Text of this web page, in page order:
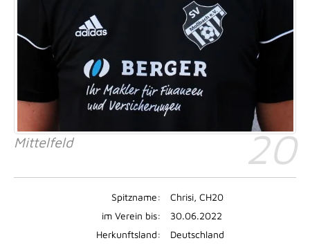
20
Mittelfeld
Spitzname:
Chrisi, CH20
im Verein bis:
30.06.2022
Herkunftsland:
Deutschland